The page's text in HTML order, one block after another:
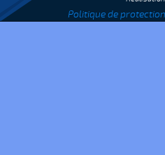
Politique de